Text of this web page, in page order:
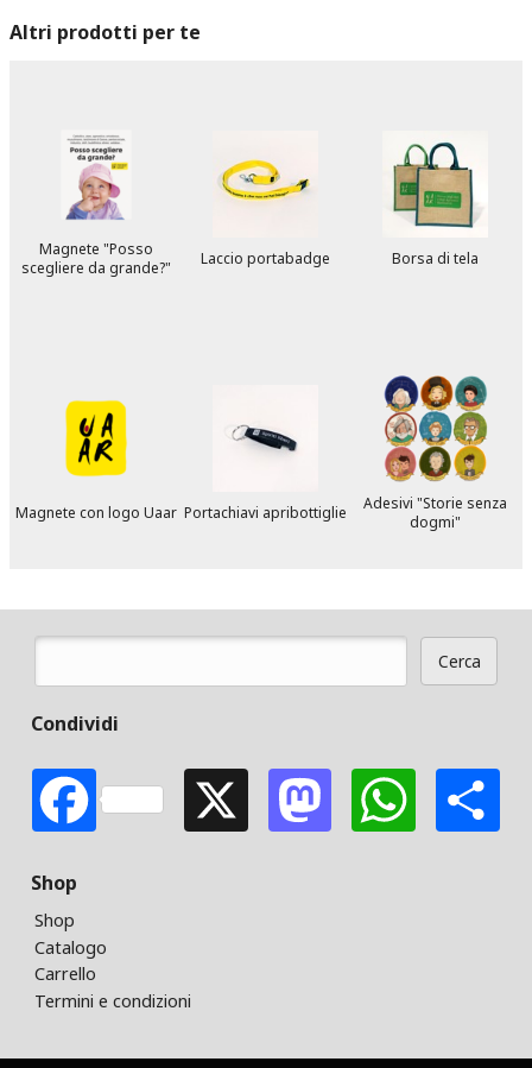
Altri prodotti per te
Magnete "Posso
scegliere da grande?"
Laccio portabadge Borsa di tela
Magnete con logo Uaar Portachiavi apribottiglie
Adesivi "Storie senza
dogmi"
Cerca
Condividi
FacebookX Mastodon
Shop
Shop
Catalogo
Carrello
Termini e condizioni